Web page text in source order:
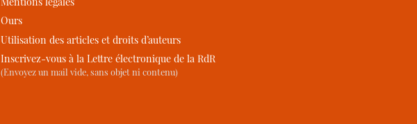
Ours
Utilisation des articles et droits d’auteurs
Inscrivez-vous à la Lettre électronique de la RdR
(Envoyez un mail vide, sans objet ni contenu)